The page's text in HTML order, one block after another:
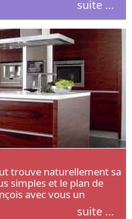
suite ...
trouve naturellement sa
simples et le plan de
avec vous un
manière de cuisiner, de
suite ...